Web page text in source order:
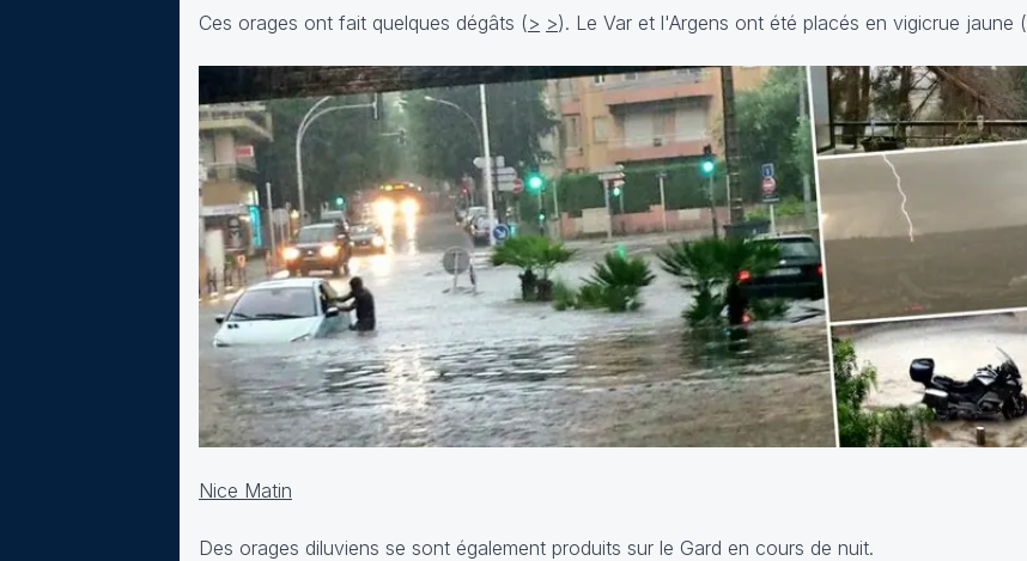
Ces orages ont fait quelques dégâts (> >). Le Var et l'Argens ont été placés en vigicrue jaune (
Nice Matin
Des orages diluviens se sont également produits sur le Gard en cours de nuit.